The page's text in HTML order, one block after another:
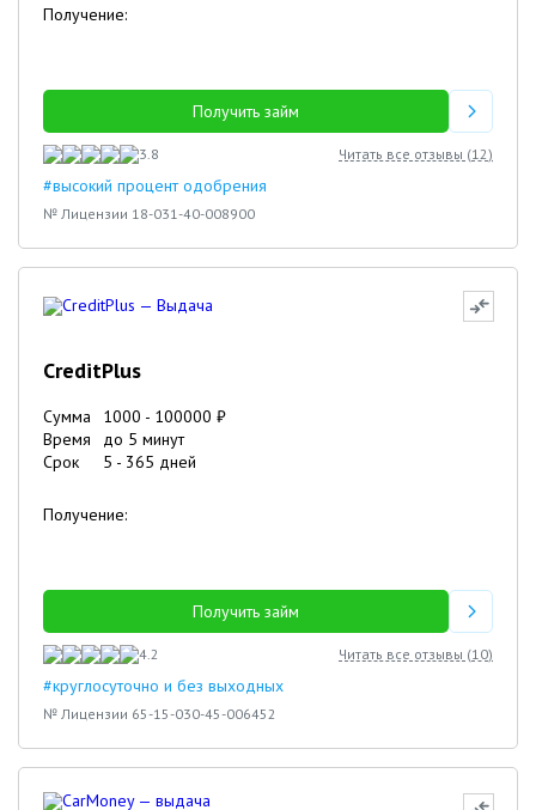
Получение:
Получить займ
3.8 Читать все отзывы (12)
#высокий процент одобрения
№ Лицензии 18-031-40-008900
CreditPlus
Сумма 1000 - 100000 ₽
Время
до 5 минут
Срок
5 - 365 дней
Получение:
Получить займ
4.2 Читать все отзывы (10)
#круглосуточно и без выходных
№ Лицензии 65-15-030-45-006452